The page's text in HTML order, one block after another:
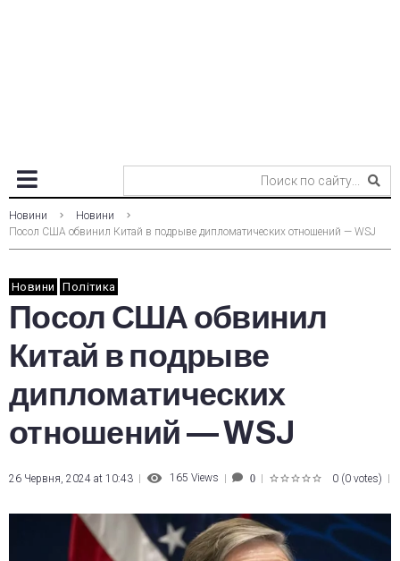
Новини
Новини
Посол США обвинил Китай в подрыве дипломатических отношений — WSJ
Новини Політика
Посол США обвинил
Китай в подрыве
дипломатических
отношений — WSJ
26 Червня, 2024 at 10:43 165 Views 0 0 (0 votes)